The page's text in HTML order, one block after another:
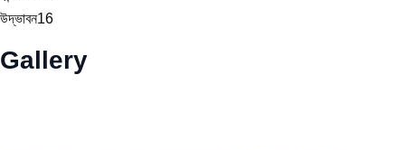
উদ্ভাবন16
Gallery